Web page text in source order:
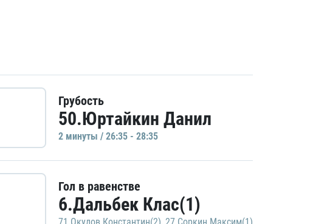
Грубость
50.Юртайкин Данил
2 минуты / 26:35 - 28:35
Гол в равенстве
6.Дальбек Клас(1)